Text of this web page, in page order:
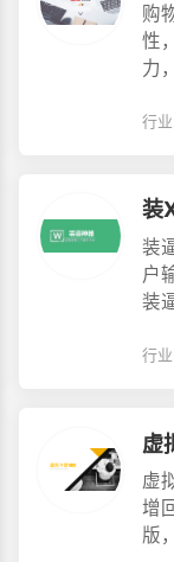
购
性
力
行
装
装
户
装
行
虚
虚
增
版